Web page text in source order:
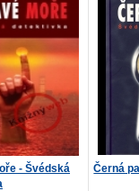
- Švédská
Černá